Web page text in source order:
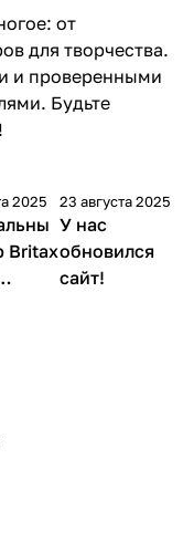
от
для творчества.
и проверенными
Будьте
2025
Britax
23 августа 2025
У нас
обновился
сайт!